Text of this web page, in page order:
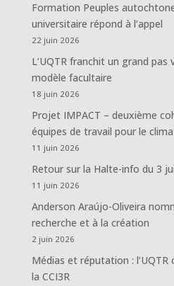
Formation Peuples
universitaire répond à l’appel
22 juin 2026
L’UQTR franchit un grand pas
modèle facultaire
18 juin 2026
Projet IMPACT – deuxième
équipes de travail pour le
11 juin 2026
Retour sur la Halte-info du 3
11 juin 2026
Anderson Araújo-Oliveira
recherche et à la création
2 juin 2026
Médias et réputation :
la CCI3R